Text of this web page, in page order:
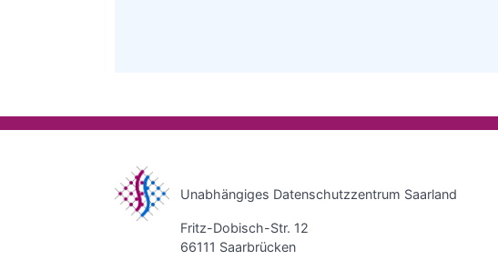
Unabhängiges Datenschutzzentrum Saarland
Fritz-Dobisch-Str. 12
66111 Saarbrücken